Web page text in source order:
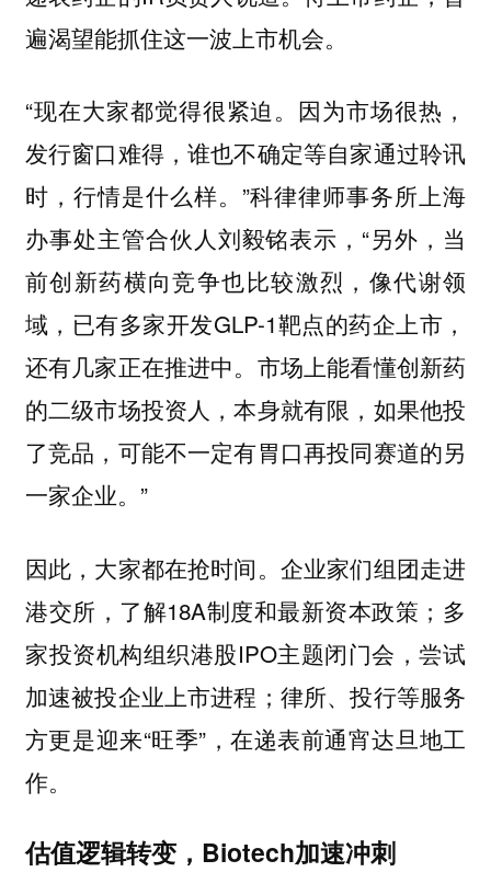
遍渴望能抓住这一波上市机会。
“现在大家都觉得很紧迫。因为市场很热，
发行窗口难得，谁也不确定等自家通过聆讯
时，行情是什么样。”科律律师事务所上海
办事处主管合伙人刘毅铭表示，“另外，当
前创新药横向竞争也比较激烈，像代谢领
域，已有多家开发GLP-1靶点的药企上市，
还有几家正在推进中。市场上能看懂创新药
的二级市场投资人，本身就有限，如果他投
了竞品，可能不一定有胃口再投同赛道的另
一家企业。”
因此，大家都在抢时间。企业家们组团走进
港交所，了解18A制度和最新资本政策；多
家投资机构组织港股IPO主题闭门会，尝试
加速被投企业上市进程；律所、投行等服务
方更是迎来“旺季”，在递表前通宵达旦地工
作。
估值逻辑转变，Biotech加速冲刺